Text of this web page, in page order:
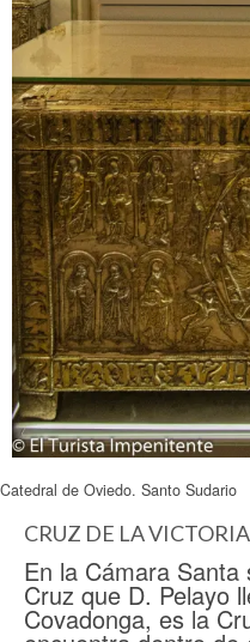
Catedral de Oviedo. Santo Sudario
CRUZ DE LA VICTORIA
En la Cámara
Cruz que D. Pelayo
Covadonga, es la